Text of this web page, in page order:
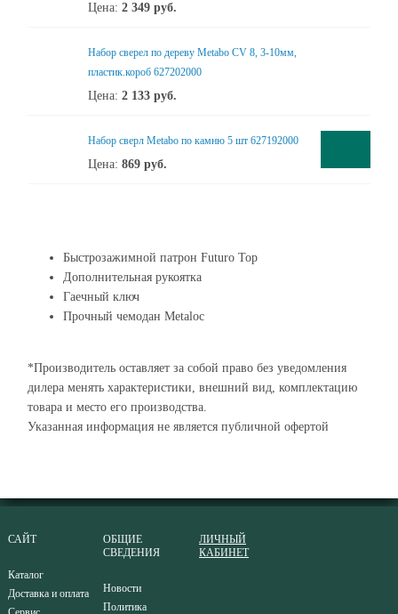
Цена: 2 349 руб.
Набор сверел по дереву Metabo CV 8, 3-10мм,
пластик.короб 627202000
Цена: 2 133 руб.
Набор сверл Metabo по камню 5 шт 627192000
Цена: 869 руб.
Быстрозажимной патрон Futuro Top
Дополнительная рукоятка
Гаечный ключ
Прочный чемодан Metaloс
*Производитель оставляет за собой право без уведомления
дилера менять характеристики, внешний вид, комплектацию
товара и место его производства.
Указанная информация не является публичной офертой
САЙТ
Каталог
Доставка и оплата
ОБЩИЕ
СВЕДЕНИЯ
Новости
Политика
ЛИЧНЫЙ
КАБИНЕТ